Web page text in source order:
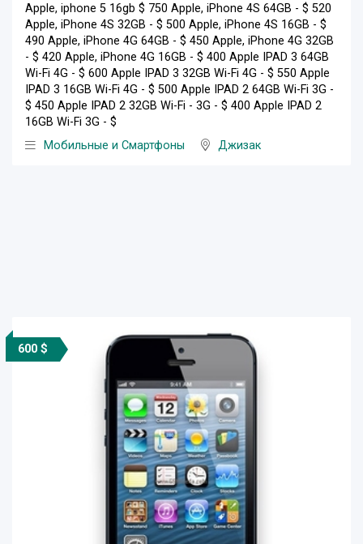
Apple, iphone 5 16gb $ 750 Apple, iPhone 4S 64GB - $ 520
Apple, iPhone 4S 32GB - $ 500 Apple, iPhone 4S 16GB - $
490 Apple, iPhone 4G 64GB - $ 450 Apple, iPhone 4G 32GB
- $ 420 Apple, iPhone 4G 16GB - $ 400 Apple IPAD 3 64GB
Wi-Fi 4G - $ 600 Apple IPAD 3 32GB Wi-Fi 4G - $ 550 Apple
IPAD 3 16GB Wi-Fi 4G - $ 500 Apple IPAD 2 64GB Wi-Fi 3G -
$ 450 Apple IPAD 2 32GB Wi-Fi - 3G - $ 400 Apple IPAD 2
16GB Wi-Fi 3G - $
Мобильные и Смартфоны
Джизак
600 $